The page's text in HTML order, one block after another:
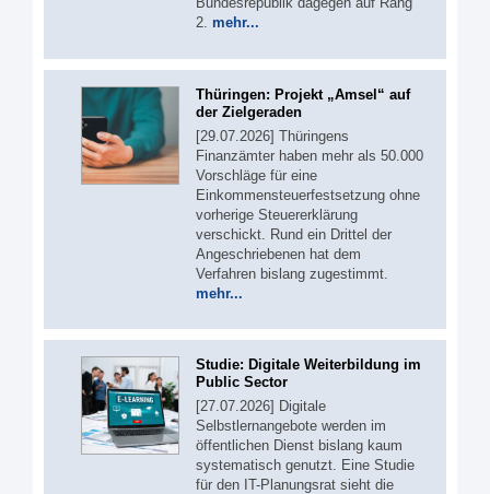
2. mehr...
Thüringen: Projekt „Amsel“ auf
der Zielgeraden
[29.07.2026] Thüringens
Finanzämter haben mehr als 50.000
Vorschläge für eine
Einkommensteuerfestsetzung ohne
vorherige Steuererklärung
verschickt. Rund ein Drittel der
Angeschriebenen hat dem
Verfahren bislang zugestimmt.
mehr...
Studie: Digitale Weiterbildung im
Public Sector
[27.07.2026] Digitale
Selbstlernangebote werden im
öffentlichen Dienst bislang kaum
systematisch genutzt. Eine Studie
für den IT-Planungsrat sieht die